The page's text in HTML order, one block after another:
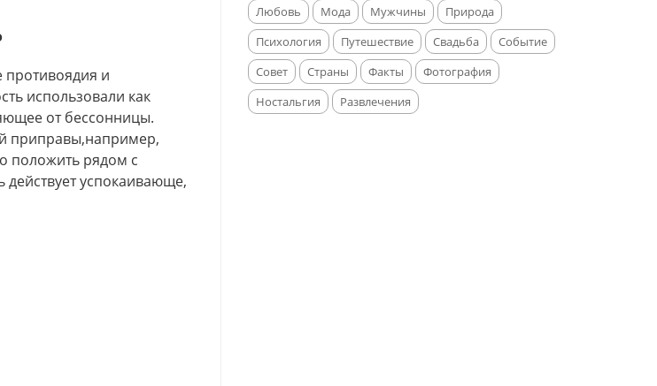
противоядия и
использовали как
от бессонницы.
приправы,например,
положить рядом с
действует успокаивающе,
Любовь
Мода Мужчины
Природа
Психология
Путешествие Свадьба
Событие
Совет
Страны Факты
Фотография
Ностальгия
Развлечения